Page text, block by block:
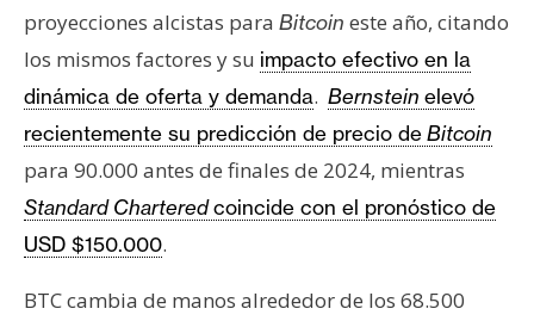
proyecciones alcistas para Bitcoin este año, citando
los mismos factores y su impacto efectivo en la
dinámica de oferta y demanda. Bernstein elevó
recientemente su predicción de precio deBitcoin
para 90.000 antes de finales de 2024, mientras
Standard Charteredcoincide con el pronóstico de
USD $150.000.
BTC cambia de manos alrededor de los 68.500